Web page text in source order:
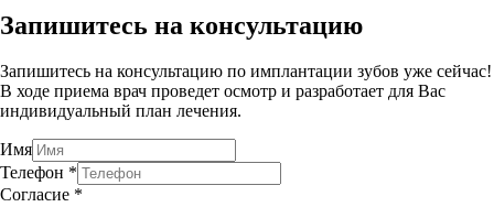
Запишитесь на консультацию
Запишитесь на консультацию по имплантации зубов уже сейчас!
В ходе приема врач проведет осмотр и разработает для Вас
индивидуальный план лечения.
Имя
Телефон *
Согласие *